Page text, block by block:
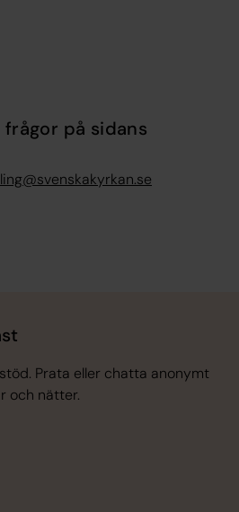
på sidans
Prata eller chatta anonymt
och nätter.